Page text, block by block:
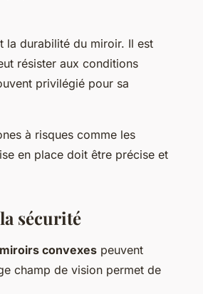
la durabilité du miroir. Il est
résister aux conditions
privilégié pour sa
à risques comme les
en place doit être précise et
sécurité
miroirs convexes peuvent
champ de vision permet de